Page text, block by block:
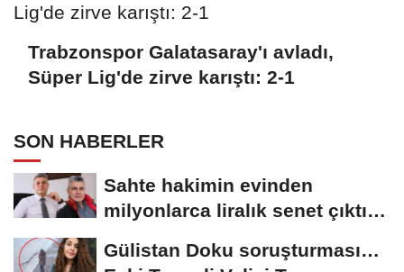
Trabzonspor Galatasaray'ı avladı,
Süper Lig'de zirve karıştı: 2-1
SON HABERLER
Sahte hakimin evinden
milyonlarca liralık senet çıktı:
Gülistan Doku soruşturması…